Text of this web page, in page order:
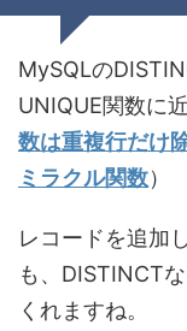
MySQLの
UNIQUE関数に
数は重複行だけ
ミラクル関数）
レコードを追加
も、DISTINCT
くれますね。